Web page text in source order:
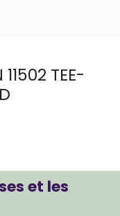
TEE-
et les